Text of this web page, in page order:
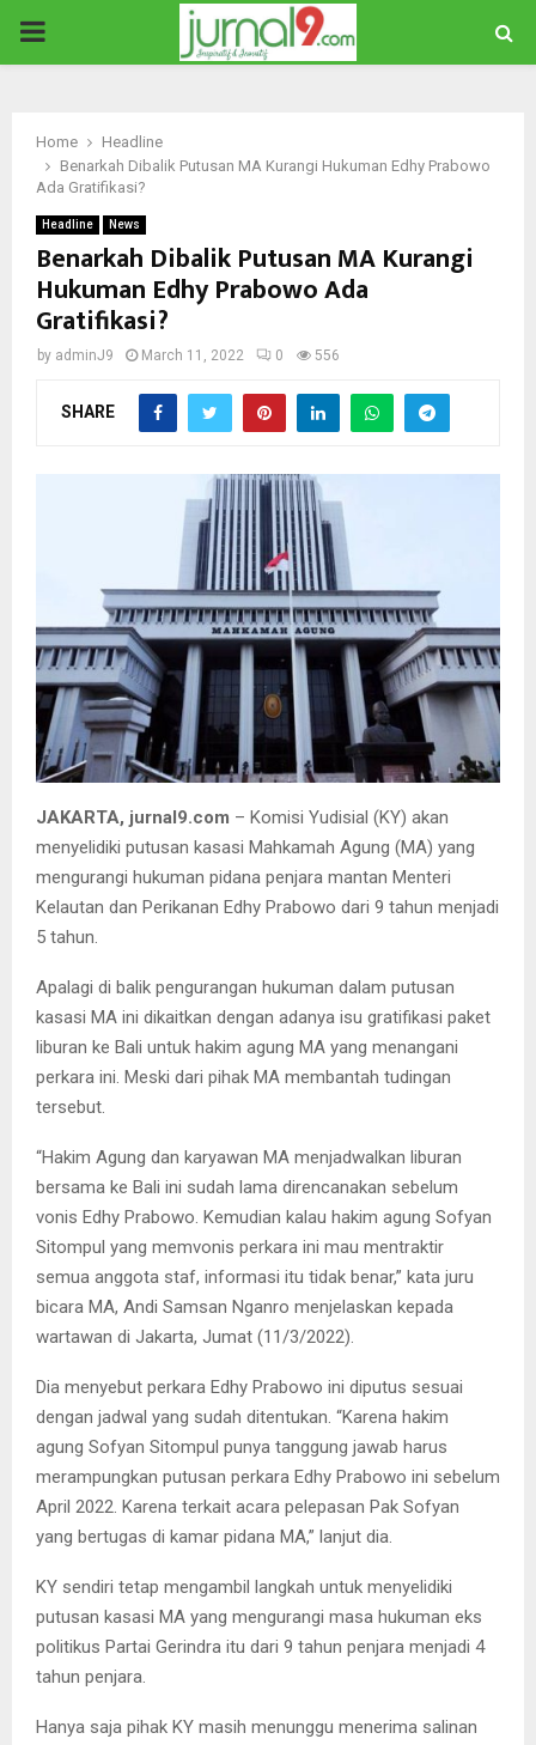
PRIMARY
Home
Headline
Benarkah Dibalik Putusan MA Kurangi Hukuman Edhy Prabowo
Ada Gratifikasi?
Headline News
Benarkah Dibalik Putusan MA Kurangi
Hukuman Edhy Prabowo Ada
Gratifikasi?
by adminJ9 March 11, 2022 0 556
SHARE
JAKARTA, jurnal9.com – Komisi Yudisial (KY) akan
menyelidiki putusan kasasi Mahkamah Agung (MA) yang
mengurangi hukuman pidana penjara mantan Menteri
Kelautan dan Perikanan Edhy Prabowo dari 9 tahun menjadi
5 tahun.
Apalagi di balik pengurangan hukuman dalam putusan
kasasi MA ini dikaitkan dengan adanya isu gratifikasi paket
liburan ke Bali untuk hakim agung MA yang menangani
perkara ini. Meski dari pihak MA membantah tudingan
tersebut.
“Hakim Agung dan karyawan MA menjadwalkan liburan
bersama ke Bali ini sudah lama direncanakan sebelum
vonis Edhy Prabowo. Kemudian kalau hakim agung Sofyan
Sitompul yang memvonis perkara ini mau mentraktir
semua anggota staf, informasi itu tidak benar,” kata juru
bicara MA, Andi Samsan Nganro menjelaskan kepada
wartawan di Jakarta, Jumat (11/3/2022).
Dia menyebut perkara Edhy Prabowo ini diputus sesuai
dengan jadwal yang sudah ditentukan. “Karena hakim
agung Sofyan Sitompul punya tanggung jawab harus
merampungkan putusan perkara Edhy Prabowo ini sebelum
April 2022. Karena terkait acara pelepasan Pak Sofyan
yang bertugas di kamar pidana MA,” lanjut dia.
KY sendiri tetap mengambil langkah untuk menyelidiki
putusan kasasi MA yang mengurangi masa hukuman eks
politikus Partai Gerindra itu dari 9 tahun penjara menjadi 4
tahun penjara.
Hanya saja pihak KY masih menunggu menerima salinan